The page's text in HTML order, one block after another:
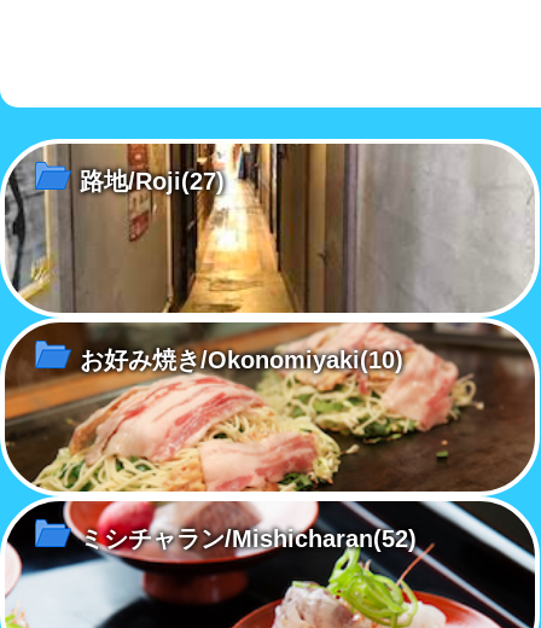
路地/Roji(27)
お好み焼き/Okonomiyaki(10)
ミシチャラン/Mishicharan(52)